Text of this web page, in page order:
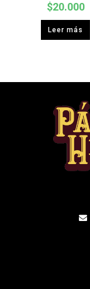
$20.000
Leer más